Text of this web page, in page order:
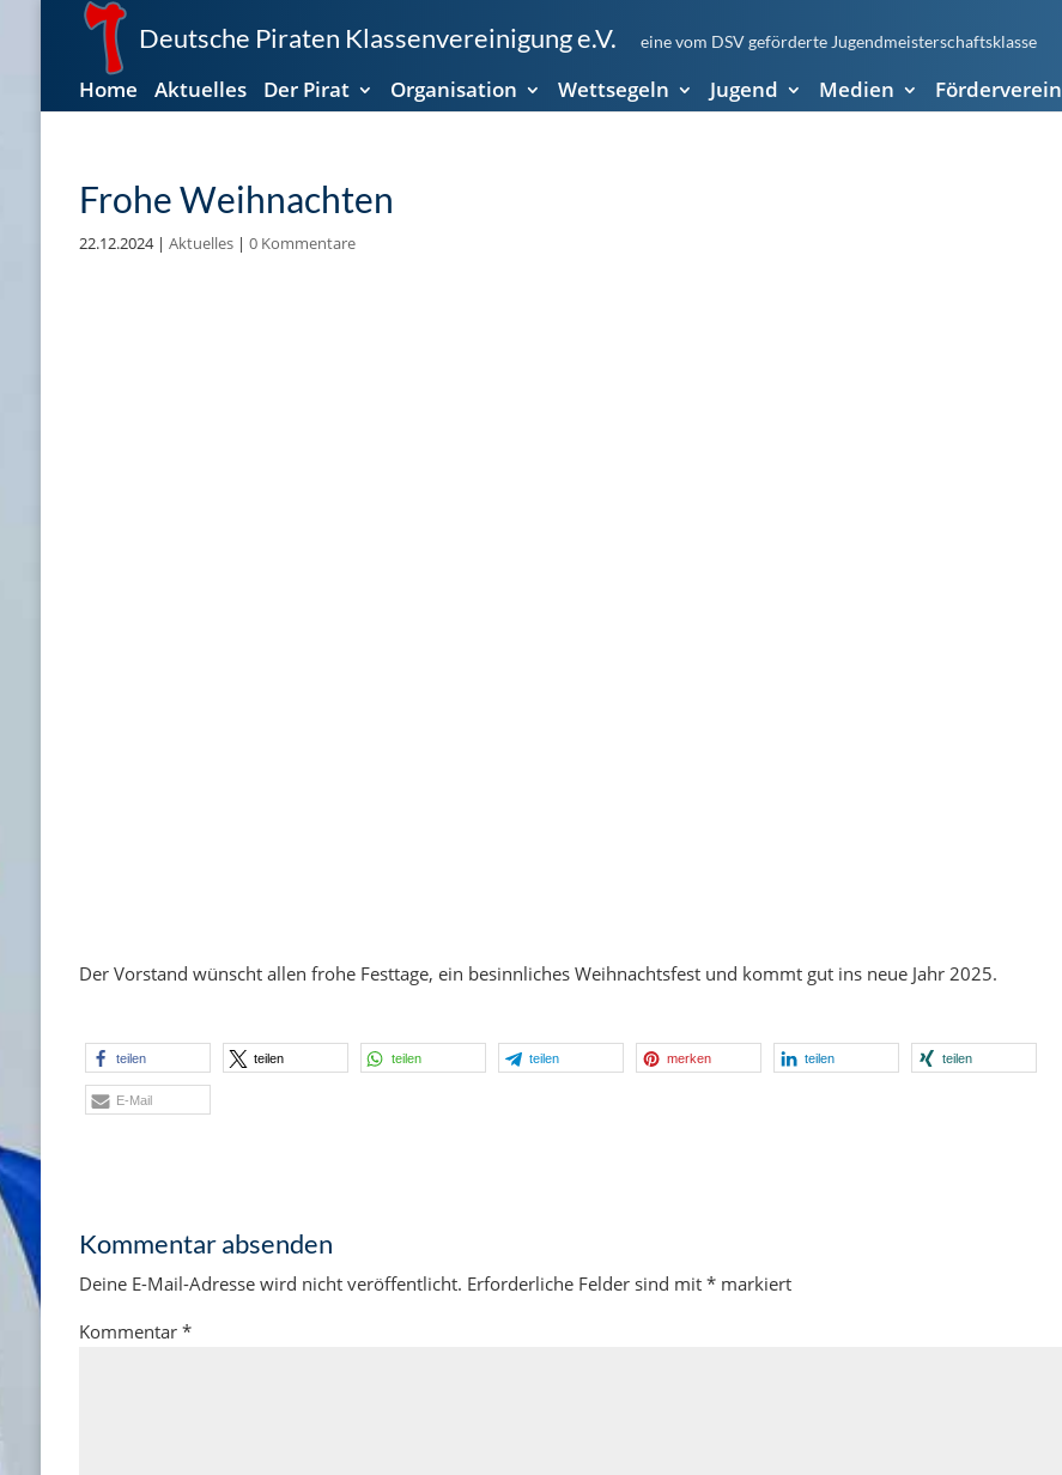
Deutsche Piraten Klassenvereinigung e.V. eine vom DSV geförderte Jugendmeisterschaftsklasse
Home Aktuelles Der Pirat Organisation Wettsegeln Jugend Medien Förderverein
Frohe Weihnachten
22.12.2024| Aktuelles| 0 Kommentare
Der Vorstand wünscht allen frohe Festtage, ein besinnliches Weihnachtsfest und kommt gut ins neue Jahr 2025.
teilen teilen teilen teilen merken teilen teilen
E-Mail
Kommentar absenden
Deine E-Mail-Adresse wird nicht veröffentlicht. Erforderliche Felder sind mit *markiert
Kommentar *